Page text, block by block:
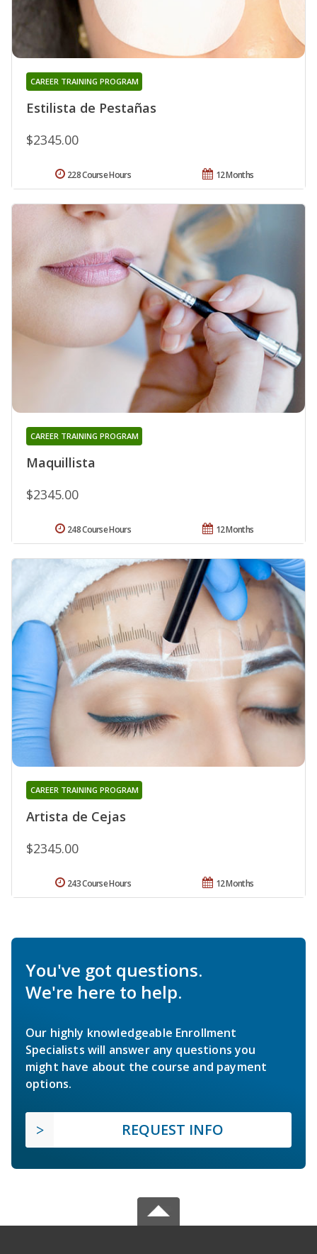
Estilista de Pestañas
CAREER TRAINING PROGRAM
$2345.00
12 Months
228 Course Hours
Maquillista
CAREER TRAINING PROGRAM
$2345.00
12 Months
248 Course Hours
Artista de Cejas
CAREER TRAINING PROGRAM
$2345.00
12 Months
243 Course Hours
You've got questions.
We're here to help.
Our highly knowledgeable Enrollment
Specialists will answer any questions you
might have about the course and payment
options.
REQUEST INFO